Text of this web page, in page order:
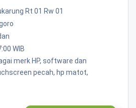
Rt 01 Rw 01
WIB
merk HP, software dan
pecah, hp matot,